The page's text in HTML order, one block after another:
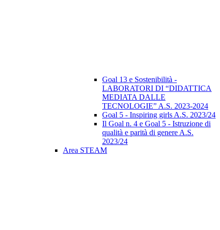
Goal 13 e Sostenibilità -
LABORATORI DI “DIDATTICA
MEDIATA DALLE
TECNOLOGIE” A.S. 2023-2024
Goal 5 - Inspiring girls A.S. 2023/24
Il Goal n. 4 e Goal 5 - Istruzione di
qualità e parità di genere A.S.
2023/24
Area STEAM